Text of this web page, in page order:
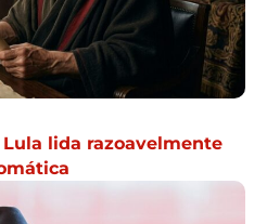
lida razoavelmente